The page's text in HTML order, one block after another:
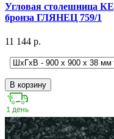
Угловая столешница
бронза ГЛЯНЕЦ 759/1
11 144 р.
В корзину